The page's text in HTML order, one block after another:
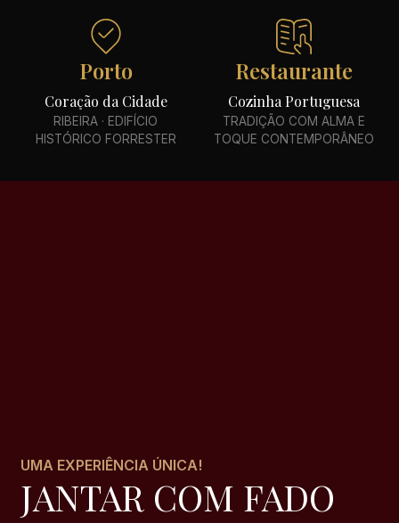
Porto
Coração da Cidade
RIBEIRA · EDIFÍCIO
HISTÓRICO FORRESTER
Restaurante
Cozinha Portuguesa
TRADIÇÃO COM ALMA E
TOQUE CONTEMPORÂNEO
UMA EXPERIÊNCIA ÚNICA!
JANTAR COM FADO